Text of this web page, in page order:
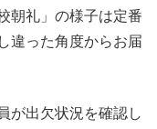
朝礼」の様子は定番
違った角度からお届
出欠状況を確認し